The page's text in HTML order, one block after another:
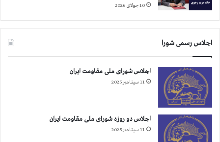
10 جولای 2026
اجلاس رسمی شورا
اجلاس شورای ملی مقاومت ایران
11 سپتامبر 2025
اجلاس دو روزه شورای ملی مقاومت ایران
11 سپتامبر 2025